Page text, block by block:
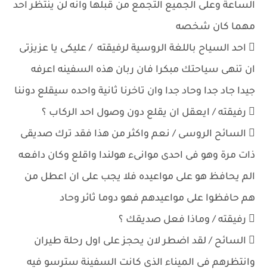
الساعة وعلى الجميع التجمع من قبلها وانه لن ينتظر احد
مهما كان شخصه
 احد السياح باللغة الروسية لرفيقته / عليكى يا عزيزتى
ان تنهى سياحتك مبكرا فان ربان هذه السفينه اعرفه
جيدا جاد جدا وحاد جدا وان تاخرنا ثانية واحده سيقلع دوننا
 رفيقته / ايعقل ان يقلع دون وصول احد الركاب ؟
 السائح الروسى / نعم واكثر من هذا فقد ترك صديقى
ذات مرة وهو فى احدى موانىء هولندا واقلع وكان دافعه
الم يحافظ هو على مواعيده فلا يجب على ان اعطل من
هم حافظوا على مواعيدهم فهو دوما ثائر وحاد
 رفيقته / وماذا فعل صديقك ؟
 السائح / لقد اضطر لان يحجز على اول رحلة طيران
وانتظرهم فى الميناء الذى كانت السفينة سترسو فيه